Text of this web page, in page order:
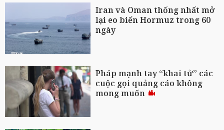
Iran và Oman thống nhất mở
lại eo biển Hormuz trong 60
ngày
Pháp mạnh tay “khai tử” các
cuộc gọi quảng cáo không
mong muốn